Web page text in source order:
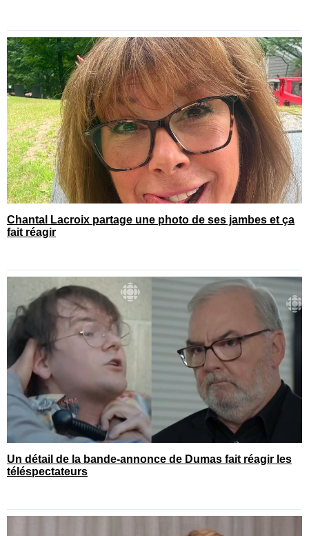
Chantal Lacroix partage une photo de ses jambes et ça
fait réagir
Un détail de la bande-annonce de Dumas fait réagir les
téléspectateurs